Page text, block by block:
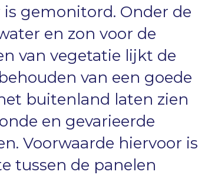
gemonitord. Onder de
en zon voor de
van vegetatie lijkt de
van een goede
buitenland laten zien
en gevarieerde
Voorwaarde hiervoor is
tussen de panelen